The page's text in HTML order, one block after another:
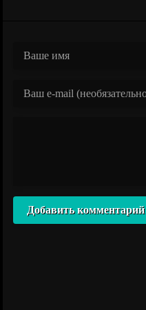
Добавить комментарий